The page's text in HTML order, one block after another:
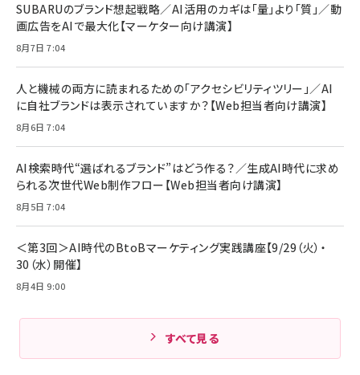
SUBARUのブランド想起戦略／AI活用のカギは「量」より「質」／動
画広告をAIで最大化【マーケター向け講演】
8月7日 7:04
人と機械の両方に読まれるための「アクセシビリティツリー」／AI
に自社ブランドは表示されていますか？【Web担当者向け講演】
8月6日 7:04
AI検索時代“選ばれるブランド”はどう作る？／生成AI時代に求め
られる次世代Web制作フロー【Web担当者向け講演】
8月5日 7:04
＜第3回＞AI時代のBtoBマーケティング実践講座【9/29（火）・
30（水）開催】
8月4日 9:00
すべて見る